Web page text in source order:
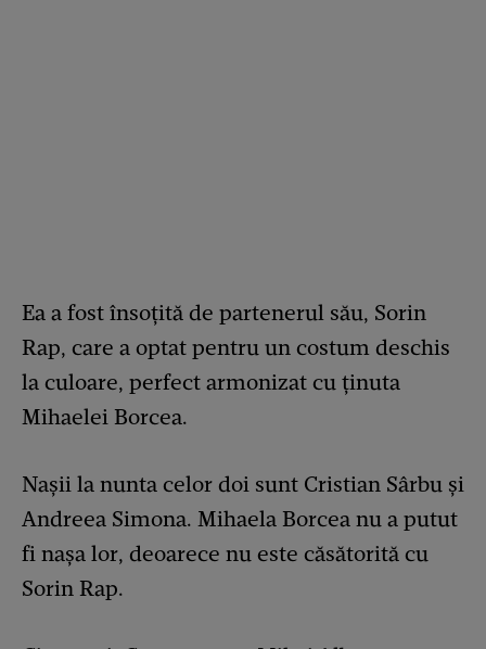
Ea a fost însoțită de partenerul său, Sorin
Rap, care a optat pentru un costum deschis
la culoare, perfect armonizat cu ținuta
Mihaelei Borcea.
Nașii la nunta celor doi sunt Cristian Sârbu și
Andreea Simona. Mihaela Borcea nu a putut
fi nașa lor, deoarece nu este căsătorită cu
Sorin Rap.